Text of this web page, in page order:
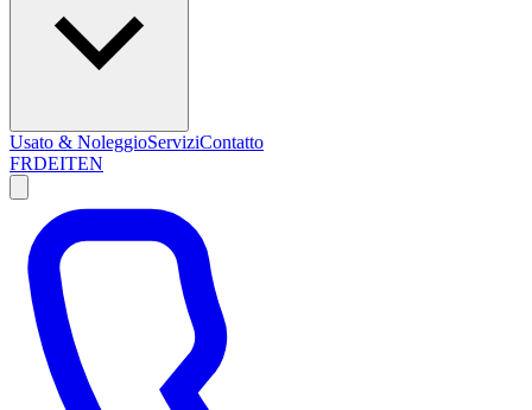
Usato & NoleggioServiziContatto
FRDEITEN